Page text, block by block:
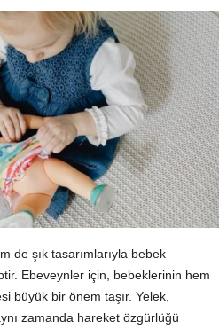
de şık tasarımlarıyla bebek
Ebeveynler için, bebeklerinin hem
büyük bir önem taşır. Yelek,
zamanda hareket özgürlüğü